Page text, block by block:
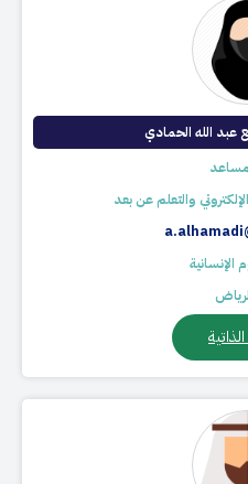
عبد الله الحمادي
والتعلم عن بعد
الإنسانية